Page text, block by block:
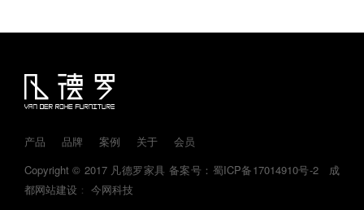
产品 品牌 案例 关于
会员
Copyright © 2017 凡德罗家具 备案号：蜀ICP备17014910号-2
成
都网站建设 ： 今网科技